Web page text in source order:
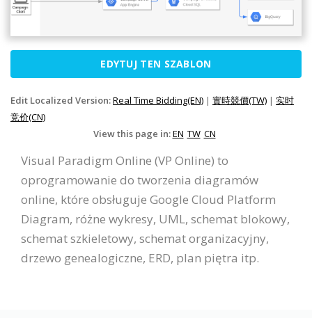
EDYTUJ TEN SZABLON
Edit Localized Version:Real Time Bidding(EN) | 實時競價(TW) | 实时
竞价(CN)
View this page in:EN TW CN
Visual Paradigm Online (VP Online) to
oprogramowanie do tworzenia diagramów
online, które obsługuje Google Cloud Platform
Diagram, różne wykresy, UML, schemat blokowy,
schemat szkieletowy, schemat organizacyjny,
drzewo genealogiczne, ERD, plan piętra itp.